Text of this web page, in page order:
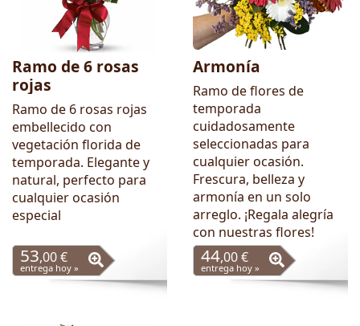
Ramo de 6 rosas
rojas
Ramo de 6 rosas rojas
embellecido con
vegetación florida de
temporada. Elegante y
natural, perfecto para
cualquier ocasión
especial
53,00 €
entrega hoy »
Armonía
Ramo de flores de
temporada
cuidadosamente
seleccionadas para
cualquier ocasión.
Frescura, belleza y
armonía en un solo
arreglo. ¡Regala alegría
con nuestras flores!
44,00 €
entrega hoy »